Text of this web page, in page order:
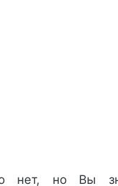
нет, но Вы